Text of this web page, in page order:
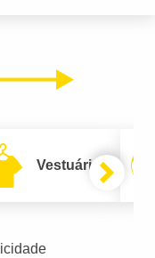
Vestuário